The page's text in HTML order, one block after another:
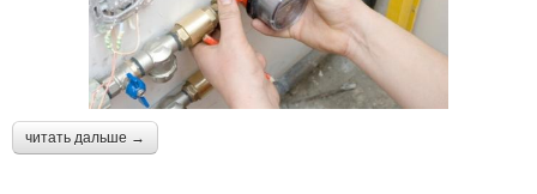
читать дальше →